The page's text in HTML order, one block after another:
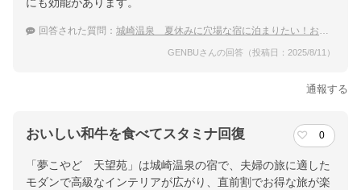
にも効能があります。
回答された質問： 城崎温泉 夏休みに穴場な宿に泊まりたい！おすすめの温泉宿は？
GENBUさんの回答（投稿日：2025/8/11）
通報する
おいしい和牛を食べてスタミナ回復 0
「夢こやど 天望苑」は城崎温泉の宿で、夫婦の旅に適した
モダンで高級なインテリアが広がり、直前割でお得な旅が楽